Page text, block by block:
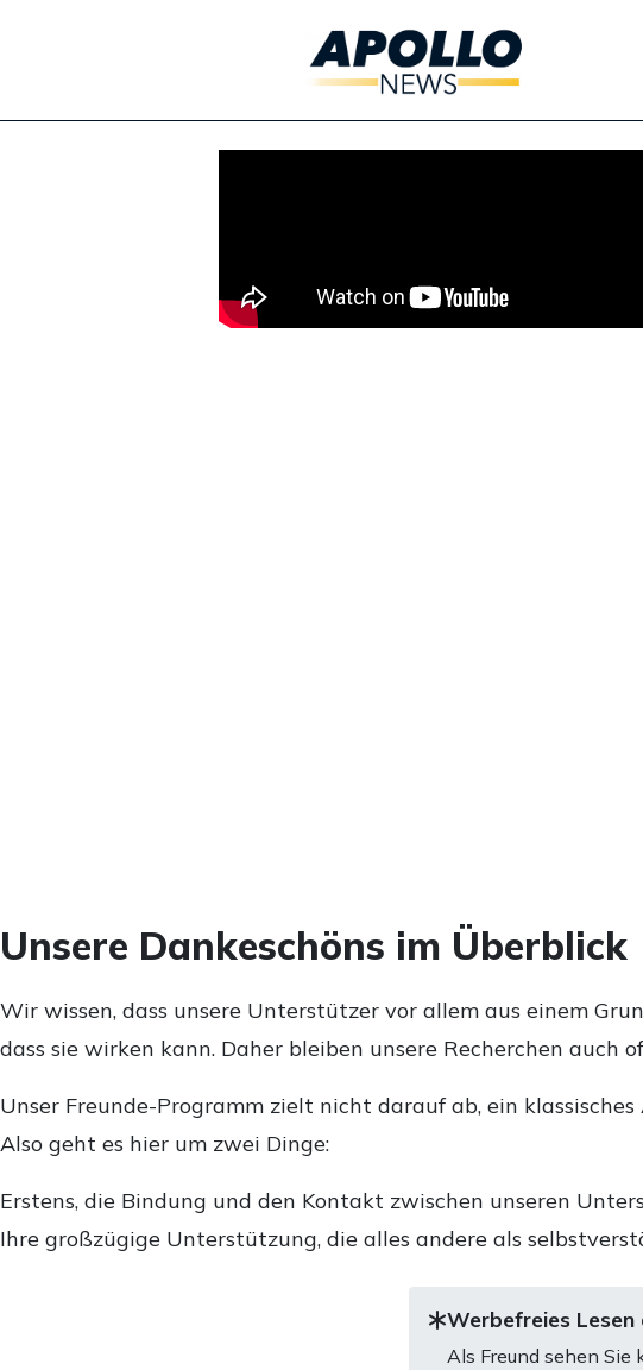
Unsere Dankeschöns im Überblick
Wir wissen, dass unsere Unterstützer vor allem aus einem
dass sie wirken kann. Daher bleiben unsere Recherchen auch
Unser Freunde-Programm zielt nicht darauf ab, ein
Also geht es hier um zwei Dinge:
Erstens, die Bindung und den Kontakt zwischen unseren
Ihre großzügige Unterstützung, die alles andere als
Werbefreies
Als Freund sehen